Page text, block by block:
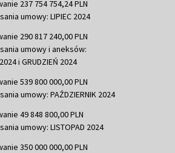
237 754 754,24 PLN
umowy: LIPIEC 2024
290 817 240,00 PLN
umowy i aneksów:
i GRUDZIEŃ 2024
539 800 000,00 PLN
umowy: PAŹDZIERNIK 2024
49 848 800,00 PLN
umowy: LISTOPAD 2024
350 000 000,00 PLN